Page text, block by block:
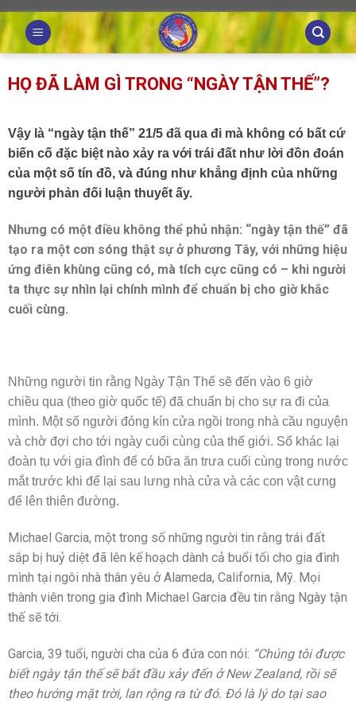
Skip
to
content
HỌ ĐÃ LÀM GÌ TRONG “NGÀY TẬN THẾ”?
Vậy là “ngày tận thế” 21/5 đã qua đi mà không có bất cứ
biến cố đặc biệt nào xảy ra với trái đất như lời đồn đoán
của một số tín đồ, và đúng như khẳng định của những
người phản đối luận thuyết ấy.
Nhưng có một điều không thể phủ nhận: “ngày tận thế” đã
tạo ra một cơn sóng thật sự ở phương Tây, với những hiệu
ứng điên khùng cũng có, mà tích cực cũng có – khi người
ta thực sự nhìn lại chính mình để chuẩn bị cho giờ khắc
cuối cùng.
Những người tin rằng Ngày Tận Thế sẽ đến vào 6 giờ
chiều qua (theo giờ quốc tế) đã chuẩn bị cho sự ra đi của
mình. Một số người đóng kín cửa ngồi trong nhà cầu nguyện
và chờ đợi cho tới ngày cuối cùng của thế giới. Số khác lại
đoàn tụ với gia đình để có bữa ăn trưa cuối cùng trong nước
mắt trước khi để lại sau lưng nhà cửa và các con vật cưng
để lên thiên đường.
Michael Garcia, một trong số những người tin rằng trái đất
sắp bị huỷ diệt đã lên kế hoạch dành cả buổi tối cho gia đình
mình tại ngôi nhà thân yêu ở Alameda, California, Mỹ. Mọi
thành viên trong gia đình Michael Garcia đều tin rằng Ngày tận
thế sẽ tới.
Garcia, 39 tuổi, người cha của 6 đứa con nói: “Chúng tôi được
biết ngày tận thế sẽ bắt đầu xảy đến ở New Zealand, rồi sẽ
theo hướng mặt trời, lan rộng ra từ đó. Đó là lý do tại sao